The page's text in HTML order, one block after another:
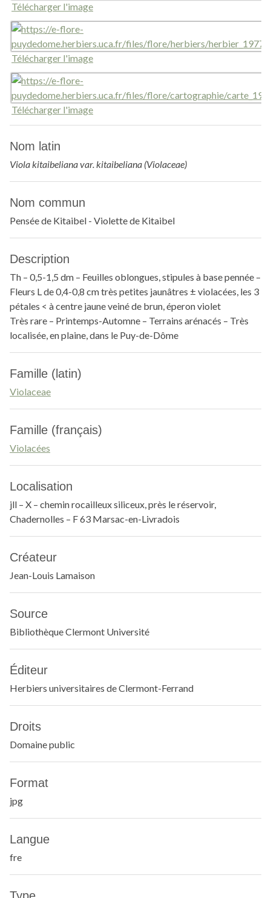
Télécharger l'image
Télécharger l'image
Télécharger l'image
Nom latin
Viola kitaibeliana var. kitaibeliana (Violaceae)
Nom commun
Pensée de Kitaibel - Violette de Kitaibel
Description
Th – 0,5-1,5 dm – Feuilles oblongues, stipules à base pennée –
Fleurs L de 0,4-0,8 cm très petites jaunâtres ± violacées, les 3
pétales < à centre jaune veiné de brun, éperon violet
Très rare – Printemps-Automne – Terrains arénacés – Très
localisée, en plaine, dans le Puy-de-Dôme
Famille (latin)
Violaceae
Famille (français)
Violacées
Localisation
jll – X – chemin rocailleux siliceux, près le réservoir,
Chadernolles – F 63 Marsac-en-Livradois
Créateur
Jean-Louis Lamaison
Source
Bibliothèque Clermont Université
Éditeur
Herbiers universitaires de Clermont-Ferrand
Droits
Domaine public
Format
jpg
Langue
fre